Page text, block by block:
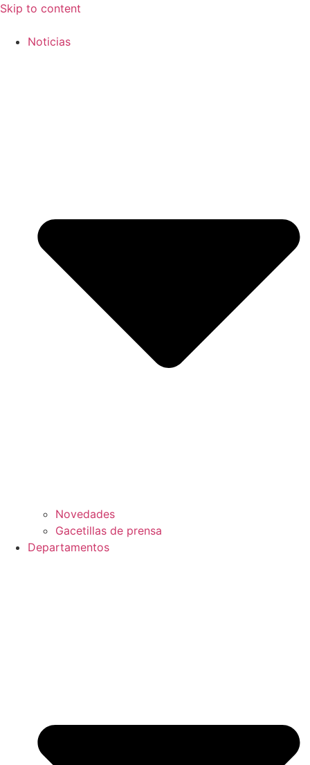
Skip to content
Noticias
Novedades
Gacetillas de prensa
Departamentos